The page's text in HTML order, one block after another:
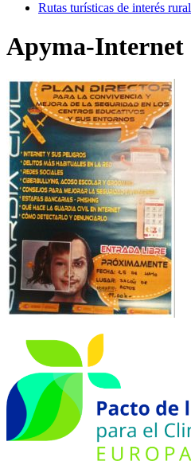
Rutas turísticas de interés rural
Apyma-Internet